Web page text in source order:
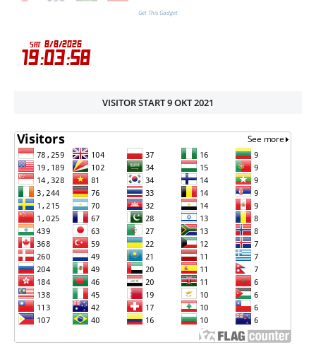
Get This Gadget
VISITOR START 9 OKT 2021